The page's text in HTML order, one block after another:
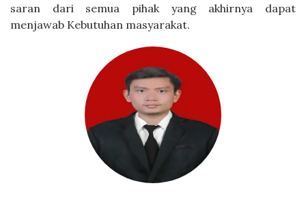
saran dari semua pihak yang akhirnya dapat
menjawab Kebutuhan masyarakat.